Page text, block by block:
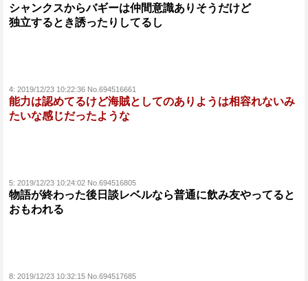
シャンクスからバギーは仲間意識ありそうだけど
独立するとき誘ったりしてるし
4: 2019/12/23 10:22:36 No.694516661
能力は認めてるけど海賊としてのありようは相容れないみ
たいな感じだったような
5: 2019/12/23 10:24:02 No.694516805
物語が終わった後日談レベルなら普通に飲み友やってると
おもわれる
8: 2019/12/23 10:32:15 No.694517685